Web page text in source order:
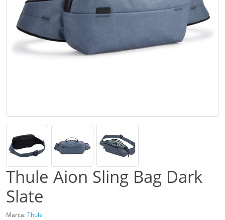
Thule Aion Sling Bag Dark
Slate
Marca:Thule